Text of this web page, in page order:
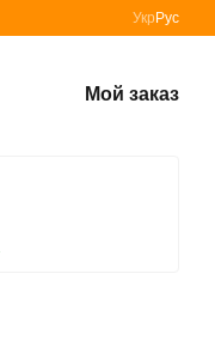
Укр Рус
Мой заказ